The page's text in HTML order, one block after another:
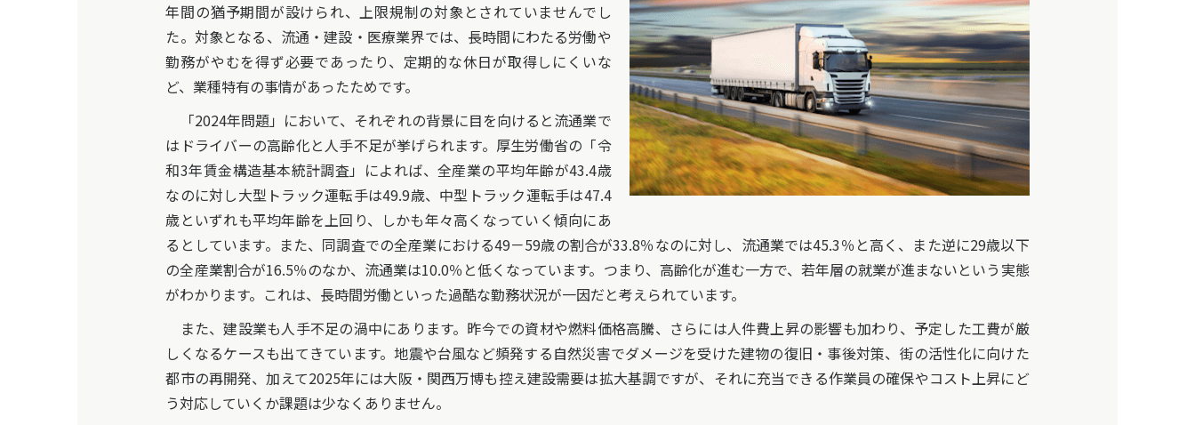
年間の猶予期間が設けられ、上限規制の対象とされていませんでし
た。対象となる、流通・建設・医療業界では、長時間にわたる労働や
勤務がやむを得ず必要であったり、定期的な休日が取得しにくいな
ど、業種特有の事情があったためです。
「2024年問題」において、それぞれの背景に目を向けると流通業で
はドライバーの高齢化と人手不足が挙げられます。厚生労働省の「令
和3年賃金構造基本統計調査」によれば、全産業の平均年齢が43.4歳
なのに対し大型トラック運転手は49.9歳、中型トラック運転手は47.4
歳といずれも平均年齢を上回り、しかも年々高くなっていく傾向にあ
るとしています。また、同調査での全産業における49－59歳の割合が33.8％なのに対し、流通業では45.3％と高く、また逆に29歳以下
の全産業割合が16.5％のなか、流通業は10.0％と低くなっています。つまり、高齢化が進む一方で、若年層の就業が進まないという実態
がわかります。これは、長時間労働といった過酷な勤務状況が一因だと考えられています。
また、建設業も人手不足の渦中にあります。昨今での資材や燃料価格高騰、さらには人件費上昇の影響も加わり、予定した工費が厳
しくなるケースも出てきています。地震や台風など頻発する自然災害でダメージを受けた建物の復旧・事後対策、街の活性化に向けた
都市の再開発、加えて2025年には大阪・関西万博も控え建設需要は拡大基調ですが、それに充当できる作業員の確保やコスト上昇にど
う対応していくか課題は少なくありません。